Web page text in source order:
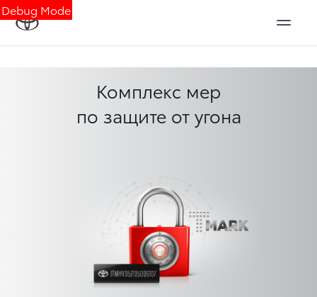
Debug Mode
Комплекс мер
по защите от угона